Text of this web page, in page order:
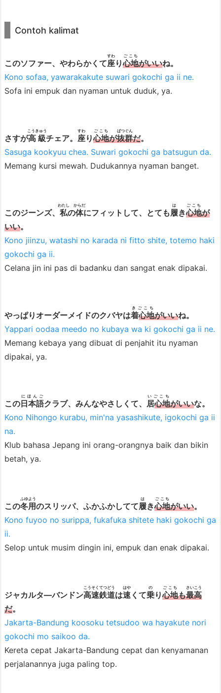
r
n
l
5.
1.
n
o
h
K
m
a
t
Contoh kalimat
このソファー、やわらかくて座
すわ
り心地
ごこち
がいいね。
Kono sofaa, yawarakakute suwari gokochi ga ii ne.
Sofa ini empuk dan nyaman untuk duduk, ya.
さすが高級
こうきゅう
チェア。 座
すわ
り心地
ごこち
が抜群
ばつぐん
だ。
Sasuga kookyuu chea. Suwari gokochi ga batsugun da.
Memang kursi mewah. Dudukannya nyaman banget.
このジーンズ、 私
わたし
の体
からだ
にフィットして、とても履
は
き心地
ごこち
が
いい。
Kono jiinzu, watashi no karada ni fitto shite, totemo haki
gokochi ga ii.
Celana jin ini pas di badanku dan sangat enak dipakai.
やっぱりオーダーメイドのクバヤは着心地
きごこち
がいいね。
Yappari oodaa meedo no kubaya wa ki gokochi ga ii ne.
Memang kebaya yang dibuat di penjahit itu nyaman
dipakai, ya.
この日本語
にほんご
クラブ、みんなやさしくて、 居心地
いごこち
がいいな。
Kono Nihongo kurabu, min'na yasashikute, igokochi ga ii
na.
Klub bahasa Jepang ini orang-orangnya baik dan bikin
betah, ya.
この冬用
ふゆよう
のスリッパ、ふかふかしてて履
は
き心地
ごこち
がいい。
Kono fuyoo no surippa, fukafuka shitete haki gokochi ga
ii.
Selop untuk musim dingin ini, empuk dan enak dipakai.
ジャカルタ―バンドン高速
こうそく
鉄道
てつどう
は速
はや
くて乗
の
り心地
ごこち
も最高
さいこう
だ。
Jakarta-Bandung koosoku tetsudoo wa hayakute nori
gokochi mo saikoo da.
Kereta cepat Jakarta-Bandung cepat dan kenyamanan
perjalanannya juga paling top.